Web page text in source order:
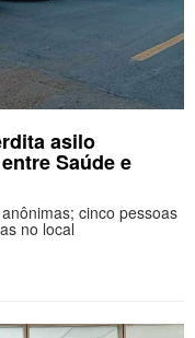
asilo
Saúde e
cinco pessoas
no local